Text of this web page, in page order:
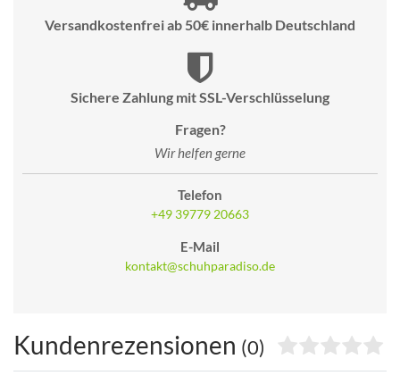
Versandkostenfrei ab 50€ innerhalb Deutschland
Sichere Zahlung mit SSL-Verschlüsselung
Fragen?
Wir helfen gerne
Telefon
+49 39779 20663
E-Mail
kontakt@schuhparadiso.de
Kundenrezensionen (0)